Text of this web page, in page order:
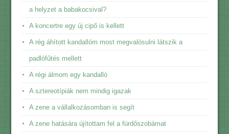
a helyzet a babakocsival?
A koncertre egy új cipő is kellett
A rég áhított kandallóm most megvalósulni látszik a
padlófűtés mellett
A régi álmom egy kandalló
A sztereotípiák nem mindig igazak
A zene a vállalkozásomban is segít
A zene hatására újítottam fel a fürdőszobámat